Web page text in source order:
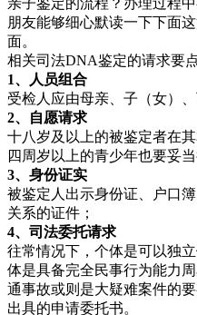
亲子鉴定的流程？办理过程
朋友能够细心默读一下下面
面。
相关司法DNA鉴定的请求要点
1、人员组合
受检人应由母亲、子（女）
2、自愿请求
十八岁及以上的被鉴定者在
四周岁以上的青少年也要妥
3、身份证实
被鉴定人出示身份证、户口
关系的证件；
4、司法委托请求
往常情况下，个体是可以独
体是具备完全民事行为能力
通事故或则是大疑难案件的
出具的申请委托书。